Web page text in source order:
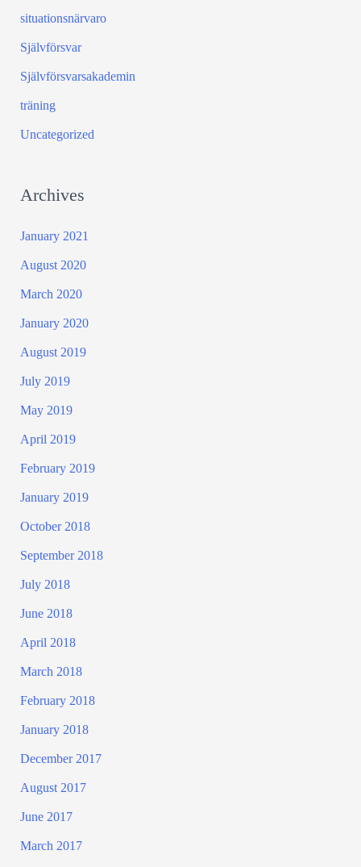
situationsnärvaro
Självförsvar
Självförsvarsakademin
träning
Uncategorized
Archives
January 2021
August 2020
March 2020
January 2020
August 2019
July 2019
May 2019
April 2019
February 2019
January 2019
October 2018
September 2018
July 2018
June 2018
April 2018
March 2018
February 2018
January 2018
December 2017
August 2017
June 2017
March 2017